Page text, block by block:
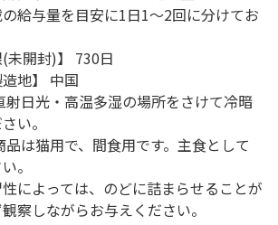
給与量を目安に1日1～2回に分けてお
(未開封)】 730日
造地】 中国
射日光・高温多湿の場所をさけて冷暗
い。
品は猫用で、間食用です。主食として
。
によっては、のどに詰まらせることが
察しながらお与えください。